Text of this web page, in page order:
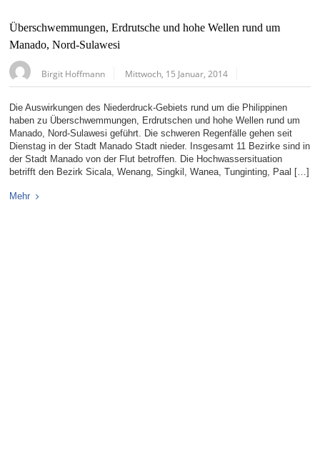
Überschwemmungen, Erdrutsche und hohe Wellen rund um
Manado, Nord-Sulawesi
Birgit Hoffmann Mittwoch, 15 Januar, 2014
Die Auswirkungen des Niederdruck-Gebiets rund um die Philippinen
haben zu Überschwemmungen, Erdrutschen und hohe Wellen rund um
Manado, Nord-Sulawesi geführt. Die schweren Regenfälle gehen seit
Dienstag in der Stadt Manado Stadt nieder. Insgesamt 11 Bezirke sind in
der Stadt Manado von der Flut betroffen. Die Hochwassersituation
betrifft den Bezirk Sicala, Wenang, Singkil, Wanea, Tunginting, Paal […]
Mehr